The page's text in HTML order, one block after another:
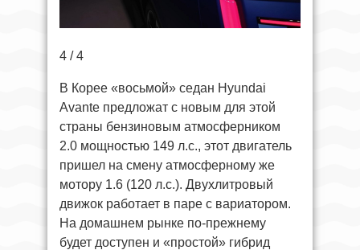
4 / 4
В Корее «восьмой» седан Hyundai
Avante предложат с новым для этой
страны бензиновым атмосферником
2.0 мощностью 149 л.с., этот двигатель
пришел на смену атмосферному же
мотору 1.6 (120 л.с.). Двухлитровый
движок работает в паре с вариатором.
На домашнем рынке по-прежнему
будет доступен и «простой» гибрид